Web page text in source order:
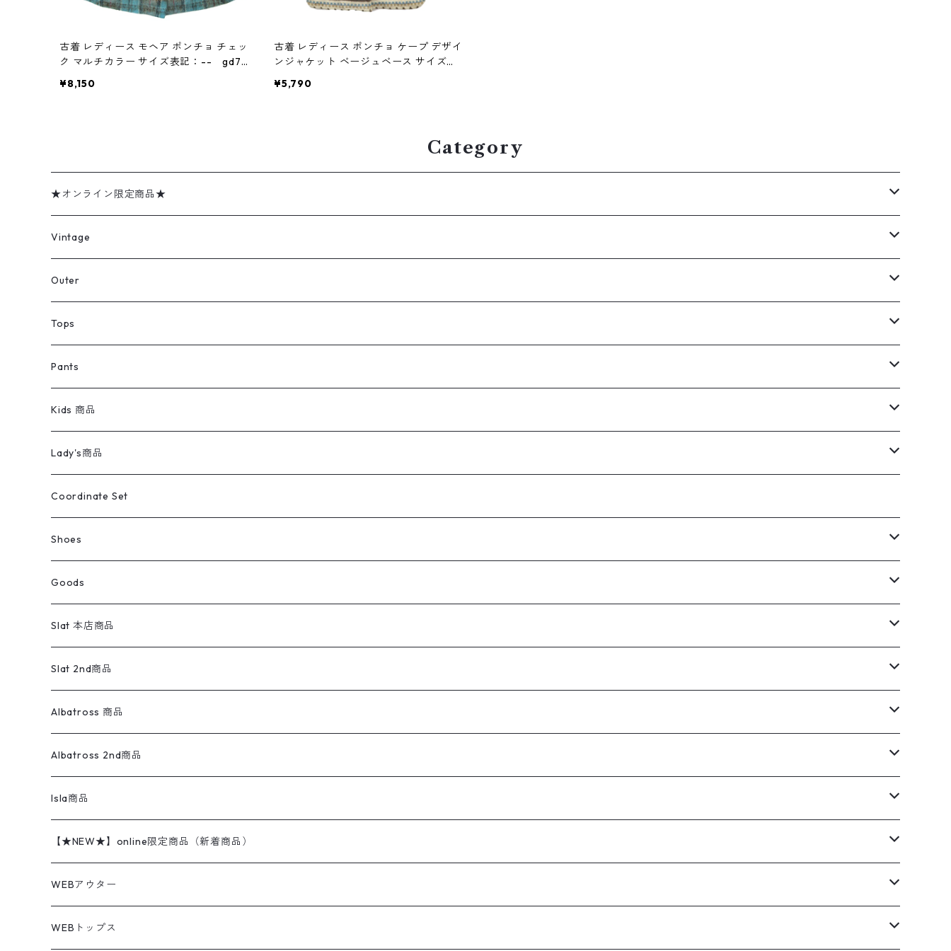
古着 レディース モヘア ポンチョ チェッ
ク マルチカラー サイズ表記：-- gd74
¥8,150
古着 レディース ポンチョ ケープ デザイ
ンジャケット ベージュベース サイズ表
¥5,790
Category
★オンライン限定商品★
ミリタリーデッドストック
アウター
デニムジャケット
ミリタリージャケット
コート
ナイロンジャケット
レザー
テーラードジャケット
ボアジャケット
その他
トップス
半袖シャツ
長袖シャツ
セーター・カーディガン
パンツ
デニムパンツ
ミリタリーパンツ
スラックス
オーバーオール・つなぎ
イージーパンツ
ビンテージ
レディース
アウター
トップス
キッズ
アウター
トップス
ライフスタイル雑貨
ラグ・ブランケット
ブランド
ラルフローレン
リーバイス
カーハート
ディッキーズ
Vintage
Jacket
Tee
Sweat Shirts
REVERSE WEAVE
Pants
Shirts
Ladies
Sweater
Goods
Military
Outer
コート
デニムジャケット
ミリタリージャケット
スウィングトップ
アウトドアナイロンジャケット
スポーツナイロンジャケット
ワークジャケット
テーラードジャケット
ウールジャケット
ダウンジャケット
レザージャケット
Otherジャケット
Tops
Tシャツ
長袖シャツ
ブランドシャツ
ストライプシャツ
柄シャツ
ワークシャツ
半袖シャツ
ポロシャツ
スウェット・パーカ
プリントスウェット
ロゴスウェット
ベスト
セーター・カーディガン
アランセーター
ウールセーター
フリース
Pants
デニムパンツ
501,505
バギーズデニム
ミリタリーパンツ
チノパンツ
イージーパンツ
スラックス
ワークパンツ
コーデュロイパンツ
オーバーオール・つなぎ
ショーツ
Otherパンツ
Kids 商品
Vintage
Tops
Pants
Tops
Pants
Lady's商品
Tシャツ
ブラウス／シャツ／デザイントップス
長袖
半袖
ベスト／キャミソール
スウェット
ニット
ジャケット
スカート
パンツ(w30以下)
ワンピース
長袖
半袖
Coordinate Set
Shoes
22cm以下
22.5cm
23cm
23.5cm
24cm
24.5cm
25cm
25.5cm
26cm
Goods
バンダナ
Slat 本店商品
Outer
Tee
Shirts
S/S Shirts
L/S Shirts
Sweat Shirts
REVERSE WEAVE
Sweater
Fleece
Other Tops
Slat 2nd商品
アウター
ハンティングジャケット
アウトドアジャケット
長袖シャツ
アウトドアシャツ
ブランドシャツ
半袖シャツ
アウトドアシャツ
ブランドシャツ
スウェット シャツ
ブランドスウェット
プリントスウェット
パンツ
リーバイス501 505
Tシャツ
Albatross 商品
Vintage sweater
Outer
Sailing Jacket
Swingtop
Other Tops
Fleece tops
Knit
Sweat Shirts
Hoodie
Albatross 2nd商品
70sアイテム
Marlboro
GAP
アウター
Isla商品
2点セットコーデ
Sweat Shirts
Knit
【★NEW★】online限定商品（新着商品）
8月NEWアイテム（2026）
トップス
7月NEWアイテム（2026）
WEBアウター
ジャケット
WEBトップス